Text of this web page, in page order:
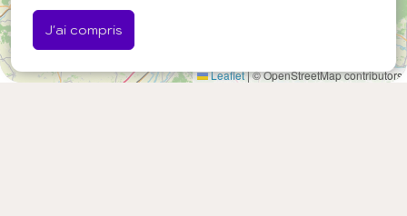
J'ai compris
Leaflet|© OpenStreetMap contributors